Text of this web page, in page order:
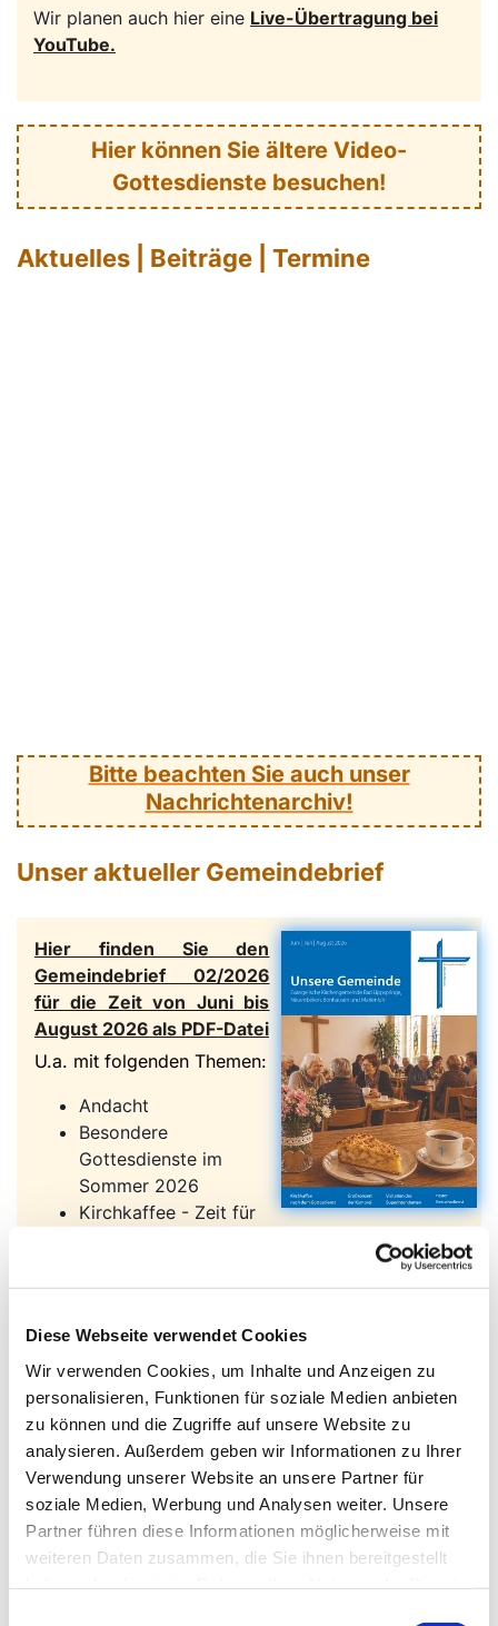
Diese Webseite verwendet Cookies
Wir verwenden Cookies, um Inhalte und Anzeigen zu
personalisieren, Funktionen für soziale Medien anbieten
zu können und die Zugriffe auf unsere Website zu
analysieren. Außerdem geben wir Informationen zu Ihrer
Verwendung unserer Website an unsere Partner für
soziale Medien, Werbung und Analysen weiter. Unsere
Partner führen diese Informationen möglicherweise mit
weiteren Daten zusammen, die Sie ihnen bereitgestellt
Wir planen auch hier eine Live-Übertragung bei
YouTube.
Hier können Sie ältere Video-
Gottesdienste besuchen!
Aktuelles | Beiträge | Termine
Bitte beachten Sie auch unser
Nachrichtenarchiv!
Unser aktueller Gemeindebrief
Hier finden Sie den
Gemeindebrief 02/2026
für die Zeit von Juni bis
August 2026 als PDF-Datei
U.a. mit folgenden Themen:
Andacht
Besondere
Gottesdienste im
Sommer 2026
Kirchkaffee - Zeit für
Vom Fluch des Posaunenchores und was Sie
Prädikant Klaus Gronwald (75) wird aus dem
aktiven Dienst entpflichtet
Aktuelles aus dem Flötenkreis
Großkonzert der Kantorei
Barfußpfad im Park des Martinstifts
Hier finden Sie Gemeindebriefe der
vergangenen Monate!